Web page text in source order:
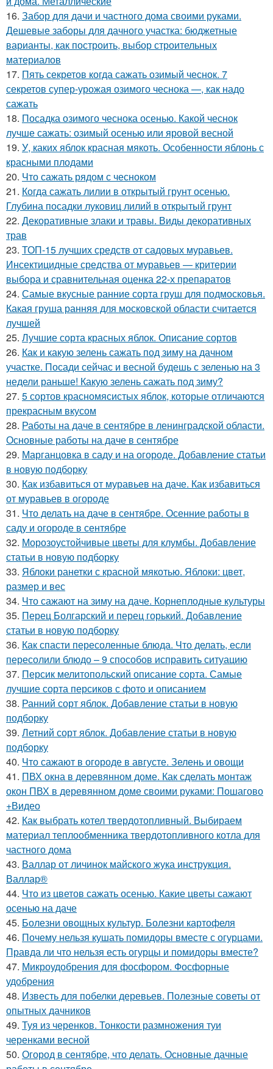
16. Забор для дачи и частного дома своими руками.
Дешевые заборы для дачного участка: бюджетные
варианты, как построить, выбор строительных
материалов
17. Пять секретов когда сажать озимый чеснок. 7
секретов супер-урожая озимого чеснока —, как надо
сажать
18. Посадка озимого чеснока осенью. Какой чеснок
лучше сажать: озимый осенью или яровой весной
19. У, каких яблок красная мякоть. Особенности яблонь с
красными плодами
20. Что сажать рядом с чесноком
21. Когда сажать лилии в открытый грунт осенью.
Глубина посадки луковиц лилий в открытый грунт
22. Декоративные злаки и травы. Виды декоративных
трав
23. ТОП-15 лучших средств от садовых муравьев.
Инсектицидные средства от муравьев — критерии
выбора и сравнительная оценка 22-х препаратов
24. Самые вкусные ранние сорта груш для подмосковья.
Какая груша ранняя для московской области считается
лучшей
25. Лучшие сорта красных яблок. Описание сортов
26. Как и какую зелень сажать под зиму на дачном
участке. Посади сейчас и весной будешь с зеленью на 3
недели раньше! Какую зелень сажать под зиму?
27. 5 сортов красномясистых яблок, которые отличаются
прекрасным вкусом
28. Работы на даче в сентябре в ленинградской области.
Основные работы на даче в сентябре
29. Марганцовка в саду и на огороде. Добавление статьи
в новую подборку
30. Как избавиться от муравьев на даче. Как избавиться
от муравьев в огороде
31. Что делать на даче в сентябре. Осенние работы в
саду и огороде в сентябре
32. Морозоустойчивые цветы для клумбы. Добавление
статьи в новую подборку
33. Яблоки ранетки с красной мякотью. Яблоки: цвет,
размер и вес
34. Что сажают на зиму на даче. Корнеплодные культуры
35. Перец Болгарский и перец горький. Добавление
статьи в новую подборку
36. Как спасти пересоленные блюда. Что делать, если
пересолили блюдо – 9 способов исправить ситуацию
37. Персик мелитопольский описание сорта. Самые
лучшие сорта персиков с фото и описанием
38. Ранний сорт яблок. Добавление статьи в новую
подборку
39. Летний сорт яблок. Добавление статьи в новую
подборку
40. Что сажают в огороде в августе. Зелень и овощи
41. ПВХ окна в деревянном доме. Как сделать монтаж
окон ПВХ в деревянном доме своими руками: Пошагово
+Видео
42. Как выбрать котел твердотопливный. Выбираем
материал теплообменника твердотопливного котла для
частного дома
43. Валлар от личинок майского жука инструкция.
Валлар®
44. Что из цветов сажать осенью. Какие цветы сажают
осенью на даче
45. Болезни овощных культур. Болезни картофеля
46. Почему нельзя кушать помидоры вместе с огурцами.
Правда ли что нельзя есть огурцы и помидоры вместе?
47. Микроудобрения для фосфором. Фосфорные
удобрения
48. Известь для побелки деревьев. Полезные советы от
опытных дачников
49. Туя из черенков. Тонкости размножения туи
черенками весной
50. Огород в сентябре, что делать. Основные дачные